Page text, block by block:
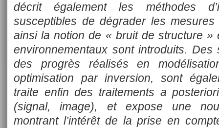
décrit également les méthodes
susceptibles de dégrader les
ainsi la notion de « bruit de structure »
environnementaux sont introduits. Des
des progrès réalisés en
optimisation par inversion, sont
traite enfin des traitements a
(signal, image), et expose une
montrant l’intérêt de la prise en